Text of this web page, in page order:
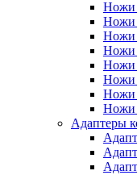
Ножи
Ножи
Ножи
Ножи
Ножи
Ножи
Ножи
Ножи
Адаптеры